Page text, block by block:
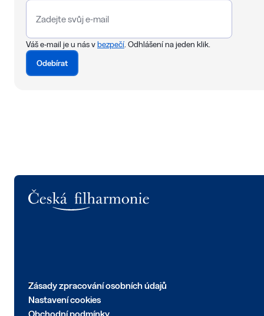
Váš e-mail je u nás vbezpečí. Odhlášení na jeden klik.
Odebírat
Zásady zpracování osobních údajů
Nastavení cookies
Obchodní podmínky